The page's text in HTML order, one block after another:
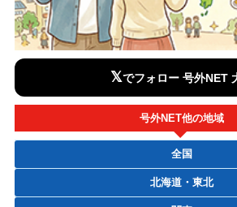
𝕏でフォロー 号外NET
号外NET他の地域
全国
北海道・東北